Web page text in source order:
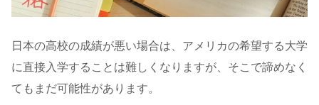
日本の高校の成績が悪い場合は、アメリカの希望する大学
に直接入学することは難しくなりますが、そこで諦めなく
てもまだ可能性があります。